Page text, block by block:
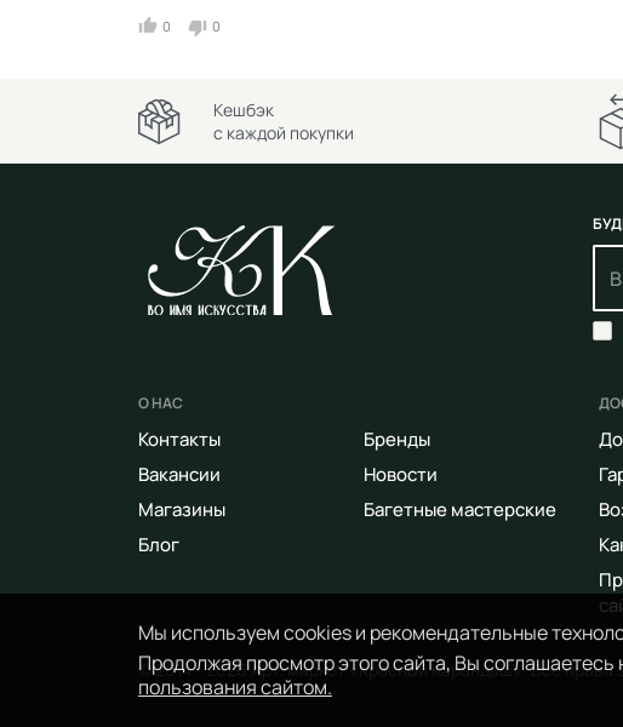
0 0
Мы используем cookies и рекомендательные
Продолжая просмотр этого сайта, Вы
пользования сайтом.
Кешбэк
с каждой покупки
О НАС
Контакты
Вакансии
Магазины
Блог
Бренды
Новости
Багетные мастерские
© 2014 - 2026 Арт-маркет «Красный Карандаш». Все